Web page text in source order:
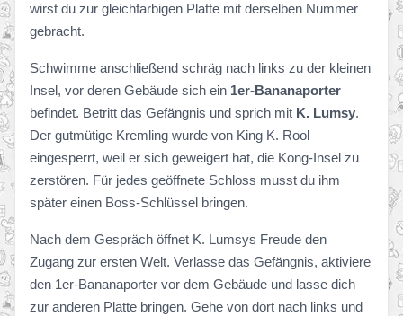
wirst du zur gleichfarbigen Platte mit derselben Nummer
gebracht.
Schwimme anschließend schräg nach links zu der kleinen
Insel, vor deren Gebäude sich ein 1er-Bananaporter
befindet. Betritt das Gefängnis und sprich mit K. Lumsy.
Der gutmütige Kremling wurde von King K. Rool
eingesperrt, weil er sich geweigert hat, die Kong-Insel zu
zerstören. Für jedes geöffnete Schloss musst du ihm
später einen Boss-Schlüssel bringen.
Nach dem Gespräch öffnet K. Lumsys Freude den
Zugang zur ersten Welt. Verlasse das Gefängnis, aktiviere
den 1er-Bananaporter vor dem Gebäude und lasse dich
zur anderen Platte bringen. Gehe von dort nach links und